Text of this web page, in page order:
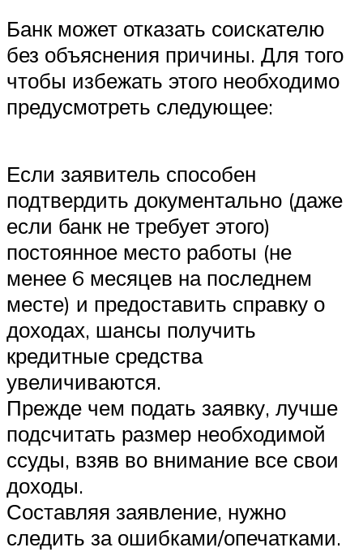
Банк может отказать соискателю
без объяснения причины. Для того
чтобы избежать этого необходимо
предусмотреть следующее:
Если заявитель способен
подтвердить документально (даже
если банк не требует этого)
постоянное место работы (не
менее 6 месяцев на последнем
месте) и предоставить справку о
доходах, шансы получить
кредитные средства
увеличиваются.
Прежде чем подать заявку, лучше
подсчитать размер необходимой
ссуды, взяв во внимание все свои
доходы.
Составляя заявление, нужно
следить за ошибками/опечатками.